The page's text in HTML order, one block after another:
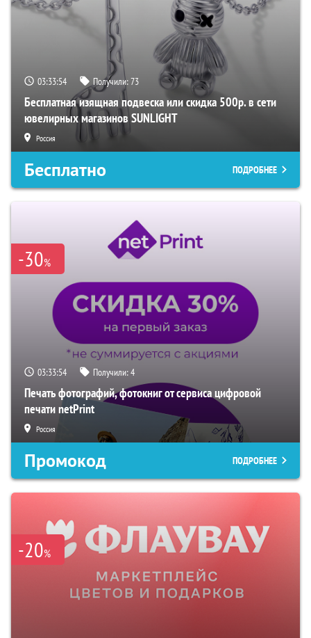
03:33:53 Получили:73
Бесплатная изящная подвеска или скидка 500р. в сети
ювелирных магазинов SUNLIGHT
Россия
Бесплатно ПОДРОБНЕЕ
-30%
03:33:53 Получили:4
Печать фотографий, фотокниг от сервиса цифровой
печати netPrint
Россия
Промокод ПОДРОБНЕЕ
-20%